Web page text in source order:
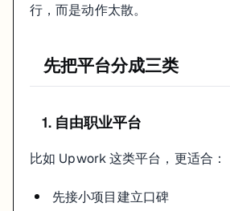
如果你已经有不错项目经历
如果你想找长期职位
直接搜Remote+ 技术关键词
行，而是动作太散。
先把平台分成三类
1. 自由职业平台
比如 Upwork 这类平台，更适合：
先接小项目建立口碑